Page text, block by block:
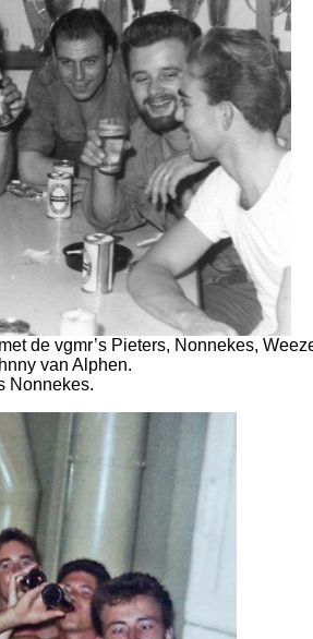
de vgmr’s Pieters, Nonnekes,
van Alphen.
Nonnekes.